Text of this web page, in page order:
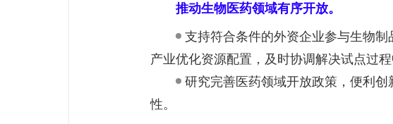
推动生物医药领域有序开放。
支持符合条件的外资企业参与生物
产业优化资源配置，及时协调解决试点过程
研究完善医药领域开放政策，便利
性。